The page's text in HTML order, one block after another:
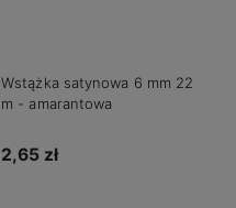
Wstążka satynowa 6 mm 22
m - amarantowa
2,65 zł